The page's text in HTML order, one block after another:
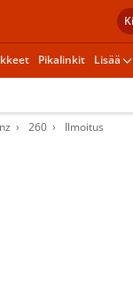
Pikalinkit Lisää
260 Ilmoitus